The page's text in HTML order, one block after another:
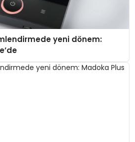
yeni dönem: